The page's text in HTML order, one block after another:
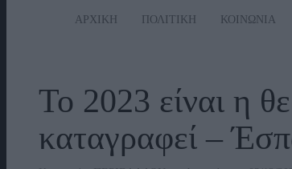
ΑΡΧΙΚΗ ΠΟΛΙΤΙΚΗ ΚΟΙΝΩΝΙΑ
Το 2023 είναι η
καταγραφεί –